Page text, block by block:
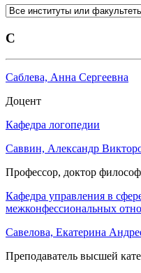
С
Саблева, Анна Сергеевна
Доцент
Кафедра логопедии
Саввин, Александр
Профессор, доктор
Кафедра управления в
межконфессиональных
Савелова, Екатерина
Преподаватель высшей